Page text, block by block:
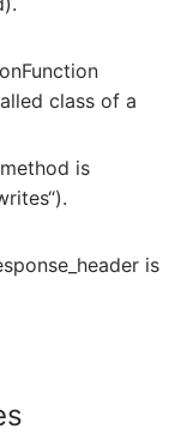
class of a
is
is